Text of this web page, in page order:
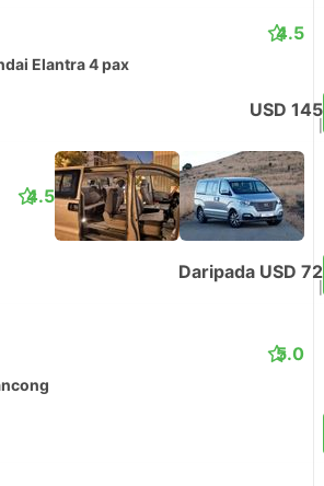
Elantra 4 pax
4.5
USD 145
4.5
Daripada USD 72
5.0